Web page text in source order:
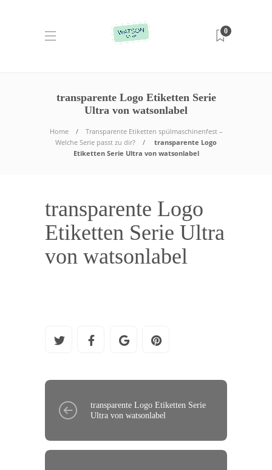
0
transparente Logo Etiketten Serie
Ultra von watsonlabel
Home
Transparente Etiketten spülmaschinenfest –
Welche Serie passt zu dir?
transparente Logo
Etiketten Serie Ultra von watsonlabel
transparente Logo
Etiketten Serie Ultra
von watsonlabel
transparente Logo Etiketten Serie
Ultra von watsonlabel